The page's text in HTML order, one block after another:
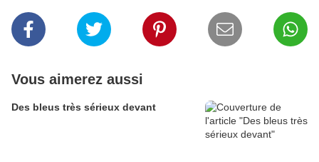
Vous aimerez aussi
Des bleus très sérieux devant